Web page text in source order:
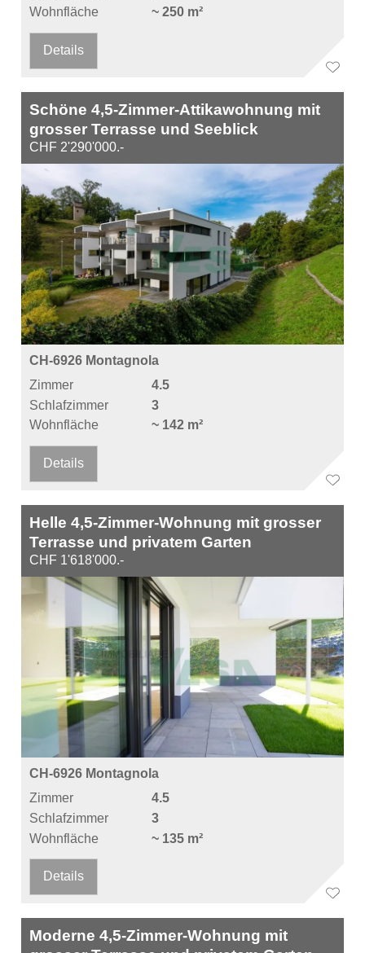
Wohnfläche
~ 250 m²
Details
Schöne 4,5-Zimmer-Attikawohnung mit
grosser Terrasse und Seeblick
CHF 2'290'000.-
CH-6926 Montagnola
Zimmer
4.5
Schlafzimmer
3
Wohnfläche
~ 142 m²
Details
Helle 4,5-Zimmer-Wohnung mit grosser
Terrasse und privatem Garten
CHF 1'618'000.-
CH-6926 Montagnola
Zimmer
4.5
Schlafzimmer
3
Wohnfläche
~ 135 m²
Details
Moderne 4,5-Zimmer-Wohnung mit